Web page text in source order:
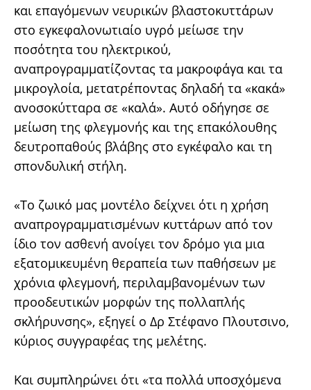
και επαγόμενων νευρικών βλαστοκυττάρων
στο εγκεφαλονωτιαίο υγρό μείωσε την
ποσότητα του ηλεκτρικού,
αναπρογραμματίζοντας τα μακροφάγα και τα
μικρογλοία, μετατρέποντας δηλαδή τα «κακά»
ανοσοκύτταρα σε «καλά». Αυτό οδήγησε σε
μείωση της φλεγμονής και της επακόλουθης
δευτροπαθούς βλάβης στο εγκέφαλο και τη
σπονδυλική στήλη.
«Το ζωικό μας μοντέλο δείχνει ότι η χρήση
αναπρογραμματισμένων κυττάρων από τον
ίδιο τον ασθενή ανοίγει τον δρόμο για μια
εξατομικευμένη θεραπεία των παθήσεων με
χρόνια φλεγμονή, περιλαμβανομένων των
προοδευτικών μορφών της πολλαπλής
σκλήρυνσης», εξηγεί ο Δρ Στέφανο Πλουτσινο,
κύριος συγγραφέας της μελέτης.
Και συμπληρώνει ότι «τα πολλά υποσχόμενα